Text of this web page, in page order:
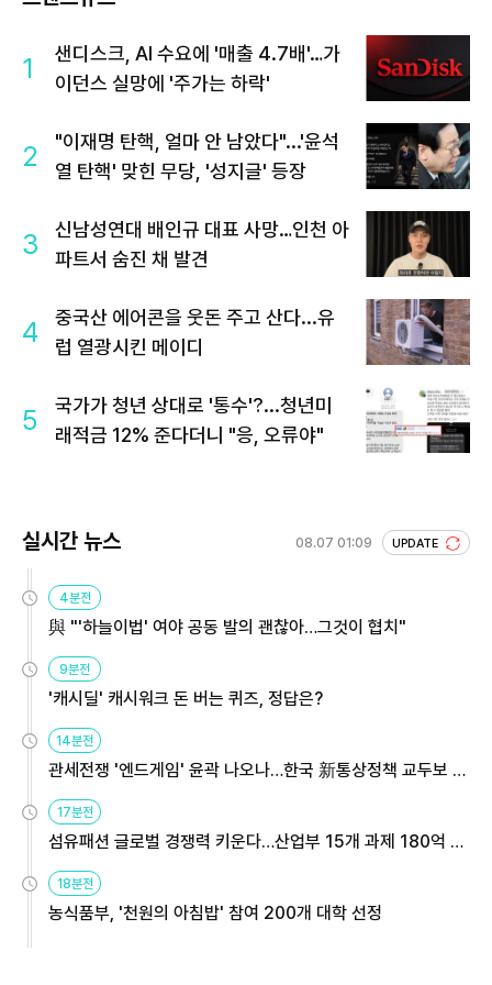
1
샌디스크, AI 수요에 '매출 4.7배'…가
이던스 실망에 '주가는 하락'
2
"이재명 탄핵, 얼마 안 남았다"...'윤석
열 탄핵' 맞힌 무당, '성지글' 등장
3
신남성연대 배인규 대표 사망…인천 아
파트서 숨진 채 발견
4
중국산 에어콘을 웃돈 주고 산다...유
럽 열광시킨 메이디
5
국가가 청년 상대로 '통수'?...청년미
래적금 12% 준다더니 "응, 오류야"
실시간 뉴스 08.07 01:09 UPDATE
4분전
與 "'하늘이법' 여야 공동 발의 괜찮아…그것이 협치"
9분전
'캐시딜' 캐시워크 돈 버는 퀴즈, 정답은?
14분전
관세전쟁 '엔드게임' 윤곽 나오나…한국 新통상정책 교두보 활
용해야
17분전
섬유패션 글로벌 경쟁력 키운다…산업부 15개 과제 180억 지
원
18분전
농식품부, '천원의 아침밥' 참여 200개 대학 선정